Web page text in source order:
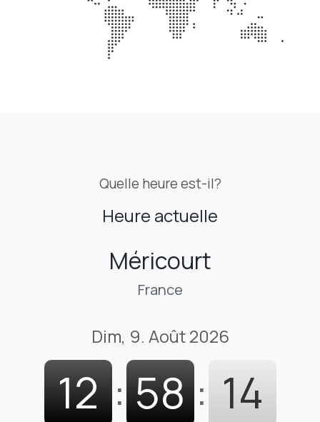
Quelle heure est-il?
Heure actuelle
Méricourt
France
Dim, 9. Août 2026
12 : 58 : 16